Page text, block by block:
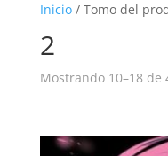
Inicio/ Tomo del
2
Mostrando 10–18 de